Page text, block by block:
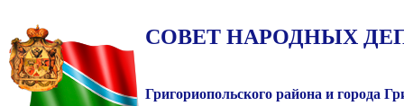
СОВЕТ НАРОДНЫХ
Григориопольского района и города